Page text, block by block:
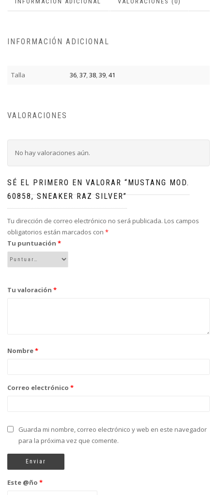
INFORMACIÓN ADICIONAL
Talla 36,37,38,39,41
VALORACIONES
No hay valoraciones aún.
SÉ EL PRIMERO EN VALORAR “MUSTANG MOD.
60858, SNEAKER RAZ SILVER”
Tu dirección de correo electrónico no será publicada. Los campos
obligatorios están marcados con *
Tu puntuación *
Tu valoración *
Nombre*
Correo electrónico *
Guarda mi nombre, correo electrónico y web en este navegador
para la próxima vez que comente.
Este @ño *